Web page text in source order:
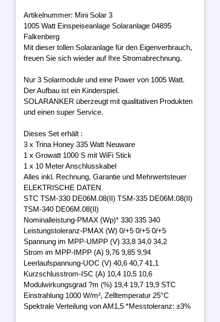
Artikelnummer: Mini Solar 3
1005 Watt Einspeiseanlage Solaranlage 04895
Falkenberg
Mit dieser tollen Solaranlage für den Eigenverbrauch,
freuen Sie sich wieder auf Ihre Stromabrechnung.
Nur 3 Solarmodule und eine Power von 1005 Watt.
Der Aufbau ist ein Kinderspiel.
SOLARANKER überzeugt mit qualitativen Produkten
und einen super Service.
Dieses Set erhält :
3 x Trina Honey 335 Watt Neuware
1 x Growatt 1000 S mit WiFi Stick
1 x 10 Meter Anschlusskabel
Alles inkl. Rechnung, Garantie und Mehrwertsteuer
ELEKTRISCHE DATEN
STC TSM-330 DE06M.08(II) TSM-335 DE06M.08(II)
TSM-340 DE06M.08(II)
Nominalleistung-PMAX (Wp)* 330 335 340
Leistungstoleranz-PMAX (W) 0/+5 0/+5 0/+5
Spannung im MPP-UMPP (V) 33,8 34,0 34,2
Strom im MPP-IMPP (A) 9,76 9,85 9,94
Leerlaufspannung-UOC (V) 40,6 40,7 41,1
Kurzschlusstrom-ISC (A) 10,4 10,5 10,6
Modulwirkungsgrad ?m (%) 19,4 19,7 19,9 STC
Einstrahlung 1000 W/m², Zelltemperatur 25°C
Spektrale Verteilung von AM1,5 *Messtoleranz: ±3%